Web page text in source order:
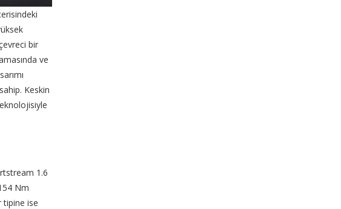
bir
ve
Keskin
1.6
Nm
tipine ise